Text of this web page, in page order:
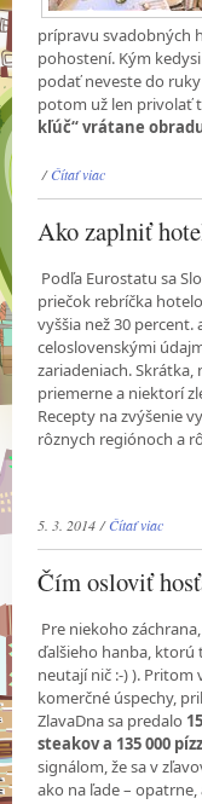
prípravu svadobných
pohostení. Kým
podať neveste do
potom už len privolať
kľúč“ vrátane
/Čítať viac
Ako zaplniť
Podľa Eurostatu sa
priečok rebríčka
vyššia než 30
celoslovenskými
zariadeniach.
priemerne a niektorí
Recepty na zvýšenie
rôznych regiónoch a
5. 3. 2014 /Čítať viac
Čím osloviť
Pre niekoho
ďalšieho hanba, ktorú
neutají nič :-) ).
komerčné úspechy,
ZlavaDna sa predalo
steakov a 135 000 pízz
signálom, že sa v
ako na ľade – opatrne,